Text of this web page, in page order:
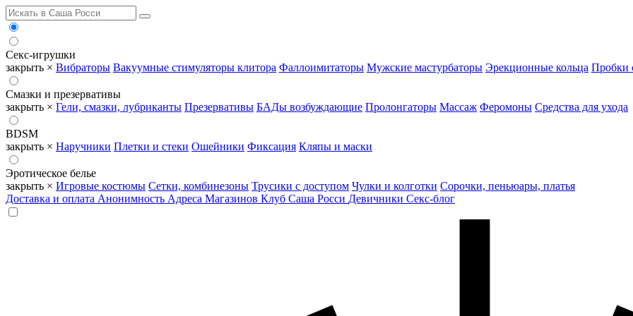
Секс-игрушки
закрыть × Вибраторы Вакуумные стимуляторы клитора Фаллоимитаторы Мужские мастурбаторы Эрекционные кольца Пробки
Смазки и презервативы
закрыть × Гели, смазки, лубриканты Презервативы БАДы возбуждающие Пролонгаторы Массаж Феромоны Средства для ухода
BDSM
закрыть × Наручники Плетки и стеки Ошейники Фиксация Кляпы и маски
Эротическое белье
закрыть × Игровые костюмы Сетки, комбинезоны Трусики с доступом Чулки и колготки Сорочки, пеньюары, платья
Доставка и оплата Анонимность Адреса Магазинов Клуб Саша Росси Девичники Секс-блог